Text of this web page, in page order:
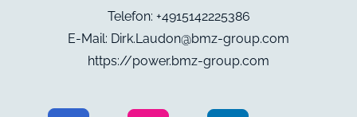
Telefon: +4915142225386
E-Mail: Dirk.Laudon@bmz-group.com
https://power.bmz-group.com